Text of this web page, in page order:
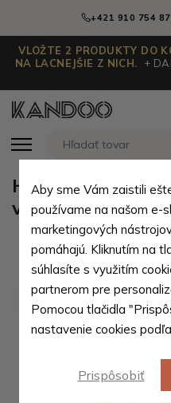
+421 910 754
VLOŽTE 2 PRODUKTY DO
NA LACNEJŠIE Z NICH.
+
Hnedá pánska
vreckom na
Aby sme Vám zaistili
používame na našom e-
marketingových
pomáhajú. Kliknutím na
súhlasíte s využitím
partnerom pre
Pomocou tlačidla
nastavenie cookies
Prispôsobiť